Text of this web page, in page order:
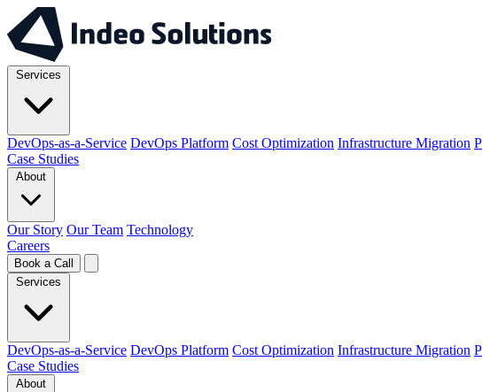
Services
DevOps-as-a-Service DevOps Platform Cost Optimization Infrastructure Migration
Case Studies
About
Our Story Our Team Technology
Careers
Book a Call
Services
DevOps-as-a-Service DevOps Platform Cost Optimization Infrastructure Migration
Case Studies
About